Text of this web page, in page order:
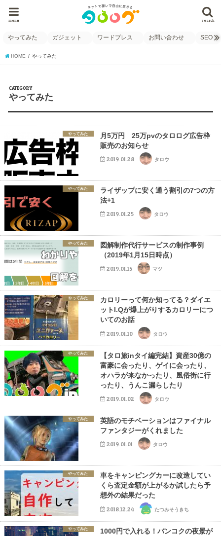
search
menu
やってみた ガジェット ワードプレス お問い合わせ SEO
HOME やってみた
CATEGORY
やってみた
やってみた
月5万円 25万pvのタロログ広告枠
販売のお知らせ
2019.01.28 タロウ
やってみた
ライザップに安く通う割引の7つの方
法+1
2019.01.25 タロウ
やってみた
図解制作代行サービスの制作事例
（2019年1月15日時点）
2019.01.15 マツ
やってみた
カロリーって何か知ってる？ダイエ
ットI.Qが爆上がりするカロリーにつ
いてのお話
2019.01.10 タロウ
やってみた
【タロ旅inタイ編完結】資産30億の
富豪に会ったり、ゲイに会ったり、
オハラが来なかったり、風俗街に行
ったり、うんこ漏らしたり
2019.01.02 タロウ
やってみた
英語のモチベーションはファイナル
ファンタジーがくれました
2019.01.01 タロウ
やってみた
車をキャンピングカーに改造してい
くら査定金額が上がるか試したら予
想外の結果だった
2018.12.24 たつみそうきち
やってみた
1000円で入れる！バンコクの夜景が